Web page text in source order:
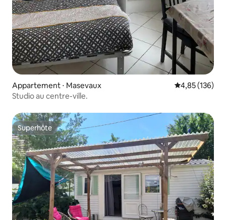
Appartement ⋅ Masevaux Évaluation
4,85 (136)
Studio au centre-ville.
Superhôte
Superhôte